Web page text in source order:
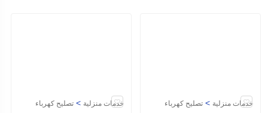
خدمات منزلية > تصليح كهرباء خدمات منزلية > تصليح كهرباء